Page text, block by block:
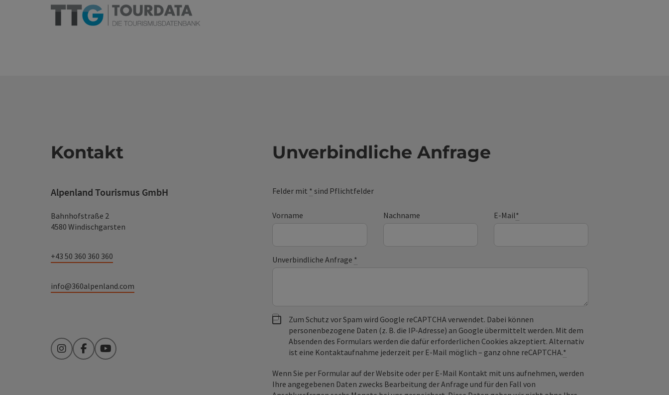
Kontakt
Alpenland Tourismus GmbH
Bahnhofstraße 2
4580 Windischgarsten
+43 50 360 360 360
info@360alpenland.com
InstagramFacebookYouTube
Unverbindliche Anfrage
Felder mit * sind Pflichtfelder
Vorname Nachname E-Mail*
Unverbindliche Anfrage *
Zum Schutz vor Spam wird Google reCAPTCHA verwendet. Dabei können
personenbezogene Daten (z. B. die IP-Adresse) an Google übermittelt werden. Mit dem
Absenden des Formulars werden die dafür erforderlichen Cookies akzeptiert. Alternativ
ist eine Kontaktaufnahme jederzeit per E-Mail möglich – ganz ohne reCAPTCHA.*
Wenn Sie per Formular auf der Website oder per E-Mail Kontakt mit uns aufnehmen, werden
Ihre angegebenen Daten zwecks Bearbeitung der Anfrage und für den Fall von